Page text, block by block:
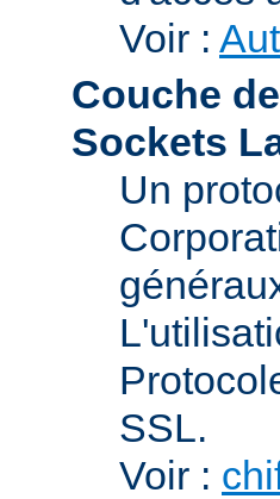
Voir :
Couche
Sockets
Un
SSL.
Voir :